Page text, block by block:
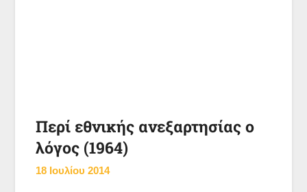
Περί εθνικής ανεξαρτησίας ο
λόγος (1964)
18 Ιουλίου 2014